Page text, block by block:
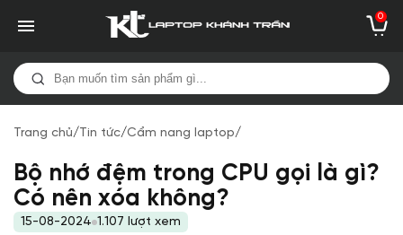
0
Trang chủ/Tin tức/Cẩm nang laptop/
Bộ nhớ đệm trong CPU gọi là gì?
Có nên xóa không?
15-08-2024 1.107 lượt xem